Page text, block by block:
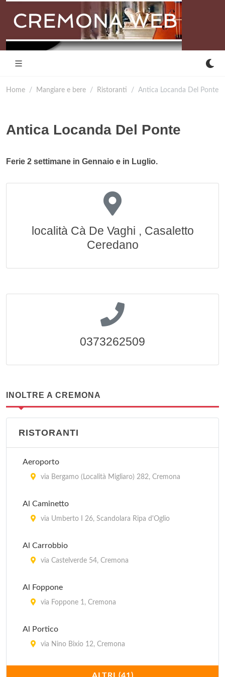
Home Mangiare e bere Ristoranti Antica Locanda Del Ponte
Antica Locanda Del Ponte
Ferie 2 settimane in Gennaio e in Luglio.
località Cà De Vaghi , Casaletto
Ceredano
0373262509
INOLTRE A CREMONA
RISTORANTI
Aeroporto
via Bergamo (Località Migliaro) 282, Cremona
Al Caminetto
via Umberto I 26, Scandolara Ripa d'Oglio
Al Carrobbio
via Castelverde 54, Cremona
Al Foppone
via Foppone 1, Cremona
Al Portico
via Nino Bixio 12, Cremona